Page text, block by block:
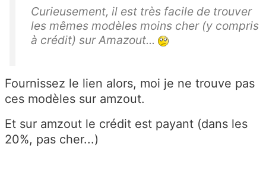
Curieusement, il est très facile de trouver
les mêmes modèles moins cher (y compris
à crédit) sur Amazout...
Fournissez le lien alors, moi je ne trouve pas
ces modèles sur amzout.
Et sur amzout le crédit est payant (dans les
20%, pas cher...)